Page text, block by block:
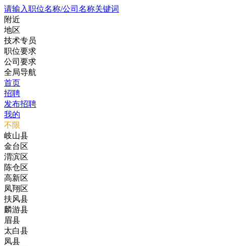
请输入职位名称/公司名称关键词
附近
地区
技术专员
职位要求
公司要求
全局导航
首页
招聘
发布招聘
我的
不限
岐山县
金台区
渭滨区
陈仓区
高新区
凤翔区
扶风县
麟游县
眉县
太白县
凤县